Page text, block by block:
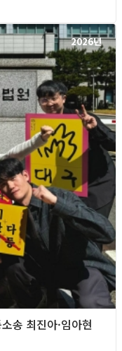
2026년
송 최진아·임아현